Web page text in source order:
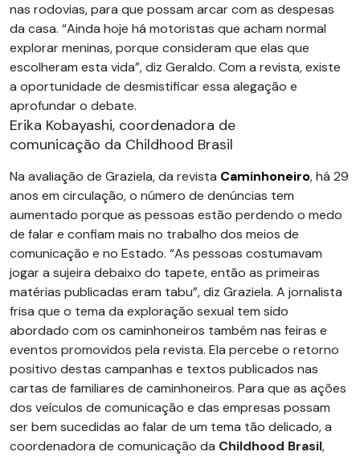
nas rodovias, para que possam arcar com as despesas
da casa. “Ainda hoje há motoristas que acham normal
explorar meninas, porque consideram que elas que
escolheram esta vida”, diz Geraldo. Com a revista, existe
a oportunidade de desmistificar essa alegação e
aprofundar o debate.
Erika Kobayashi, coordenadora de
comunicação da Childhood Brasil
Na avaliação de Graziela, da revista Caminhoneiro, há 29
anos em circulação, o número de denúncias tem
aumentado porque as pessoas estão perdendo o medo
de falar e confiam mais no trabalho dos meios de
comunicação e no Estado. “As pessoas costumavam
jogar a sujeira debaixo do tapete, então as primeiras
matérias publicadas eram tabu”, diz Graziela. A jornalista
frisa que o tema da exploração sexual tem sido
abordado com os caminhoneiros também nas feiras e
eventos promovidos pela revista. Ela percebe o retorno
positivo destas campanhas e textos publicados nas
cartas de familiares de caminhoneiros. Para que as ações
dos veículos de comunicação e das empresas possam
ser bem sucedidas ao falar de um tema tão delicado, a
coordenadora de comunicação da Childhood Brasil,